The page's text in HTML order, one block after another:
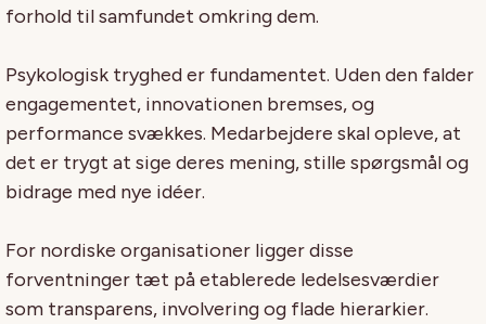
forhold til samfundet omkring dem.
Psykologisk tryghed er fundamentet. Uden den falder
engagementet, innovationen bremses, og
performance svækkes. Medarbejdere skal opleve, at
det er trygt at sige deres mening, stille spørgsmål og
bidrage med nye idéer.
For nordiske organisationer ligger disse
forventninger tæt på etablerede ledelsesværdier
som transparens, involvering og flade hierarkier.